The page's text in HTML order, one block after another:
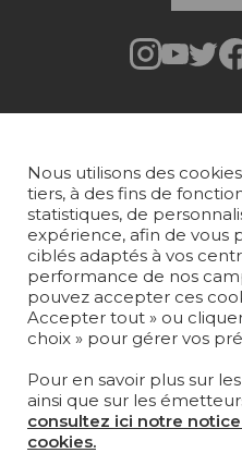
TISSUS
PAPIERS PEINTS
TAPIS ET
MOBILIER
PROJETS
SUR-MESURE
MAGAZINE
Nous utilisons des
tiers, à des fins de
statistiques, de
expérience, afin de vous
ciblés adaptés à vos
performance de nos
pouvez accepter ces
Accepter tout » ou
choix » pour gérer vos
Pour en savoir plus sur
ainsi que sur les
consultez ici notre
cookies.